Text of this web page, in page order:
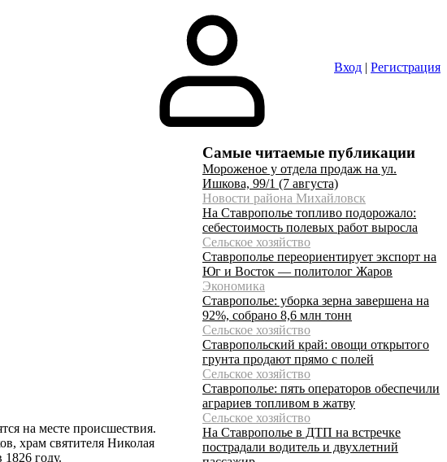
Вход | Регистрация
на месте происшествия.
храм святителя Николая
году.
Самые читаемые публикации
Мороженое у отдела продаж на ул.
Ишкова, 99/1 (7 августа)
Новости района Михайловск
На Ставрополье топливо подорожало:
себестоимость полевых работ выросла
Сельское хозяйство
Ставрополье переориентирует экспорт на
Юг и Восток — политолог Жаров
Экономика
Ставрополье: уборка зерна завершена на
92%, собрано 8,6 млн тонн
Сельское хозяйство
Ставропольский край: овощи открытого
грунта продают прямо с полей
Сельское хозяйство
Ставрополье: пять операторов обеспечили
аграриев топливом в жатву
Сельское хозяйство
На Ставрополье в ДТП на встречке
пострадали водитель и двухлетний